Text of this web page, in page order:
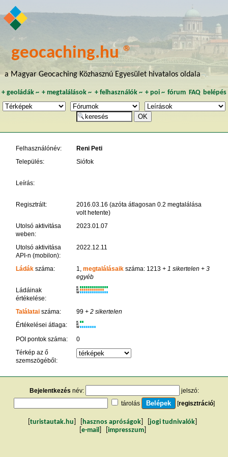
geocaching.hu ®
a Magyar Geocaching Közhasznú Egyesület hivatalos oldala
+ geoládák~ +megtalálások ~ + felhasználók~ + poi~ fórum FAQ belépés
Felhasználónév:
Reni Peti
Település:
Siófok
Leírás:
Regisztrált:
2016.03.16 (azóta átlagosan 0.2 megtalálása
volt hetente)
Utolsó aktivitása
weben:
2023.01.07
Utolsó aktivitása
API-n (mobilon):
2022.12.11
Ládákszáma: 1, megtalálásaikszáma: 1213+ 1 sikertelen + 3
egyéb
Ládáinak
értékelése:
K
R
W
Találataiszáma: 99+ 2 sikertelen
Értékelései átlaga:
K
R
W
POI pontok száma:
0
Térkép az ő
szemszögéből:
Bejelentkezés név:
jelszó:
tárolás
[regisztráció]
turistautak.hu hasznos apróságok jogi tudnivalók
e-mail impresszum]